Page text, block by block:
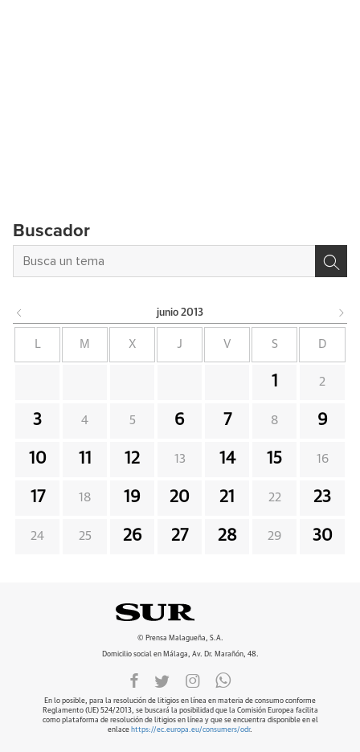
Buscador
junio 2013
L M X J V S D
1 2
3 4 5 6 7 8 9
10 11 12 13 14 15 16
17 18 19 20 21 22 23
24 25 26 27 28 29 30
© Prensa Malagueña, S.A.
Domicilio social en Málaga, Av. Dr. Marañón, 48.
En lo posible, para la resolución de litigios en línea en materia de consumo conforme
Reglamento (UE) 524/2013, se buscará la posibilidad que la Comisión Europea facilita
como plataforma de resolución de litigios en línea y que se encuentra disponible en el
enlace https://ec.europa.eu/consumers/odr.